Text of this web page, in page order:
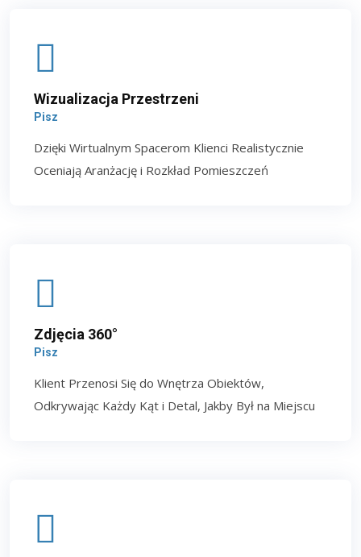
Wizualizacja Przestrzeni
Pisz
Dzięki Wirtualnym Spacerom Klienci Realistycznie
Oceniają Aranżację i Rozkład Pomieszczeń
Zdjęcia 360°
Pisz
Klient Przenosi Się do Wnętrza Obiektów,
Odkrywając Każdy Kąt i Detal, Jakby Był na Miejscu